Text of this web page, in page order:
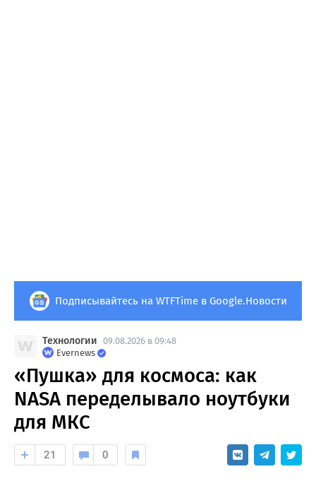
Подписывайтесь на WTFTime в Google.Новости
Технологии 09.08.2026 в 09:48
Evernews
«Пушка» для космоса: как
NASA переделывало ноутбуки
для МКС
21 0